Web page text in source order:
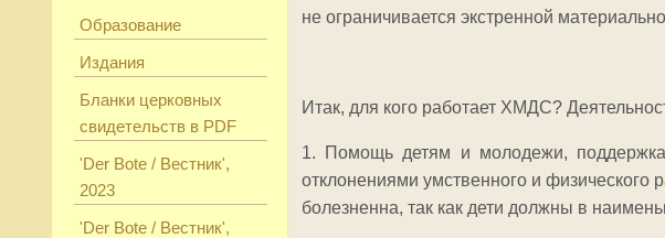
Образование
Издания
Бланки церковных
свидетельств в PDF
'Der Bote / Вестник',
2023
'Der Bote / Вестник',
не ограничивается экстренной
Итак, для кого работает ХМДС?
1. Помощь детям и молодежи, поддержка
отклонениями умственного и
болезненна, так как дети должны в